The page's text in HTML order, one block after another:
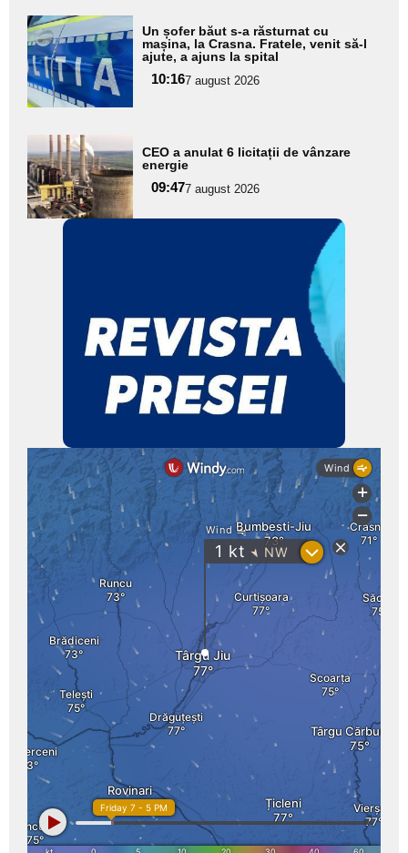
Adaugă
aici textul
pentru
subtitlu
Un șofer băut s-a răsturnat cu
mașina, la Crasna. Fratele, venit să-l
ajute, a ajuns la spital
10:167 august 2026
Adaugă
aici textul
pentru
subtitlu
CEO a anulat 6 licitații de vânzare
energie
09:477 august 2026